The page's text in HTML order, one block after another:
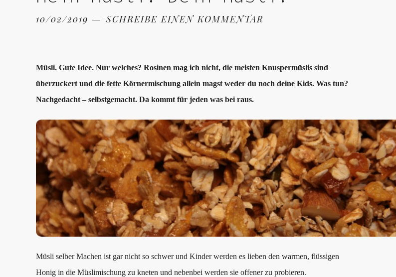
10/02/2019 SCHREIBE EINEN KOMMENTAR
Müsli. Gute Idee. Nur welches? Rosinen mag ich nicht, die meisten Knuspermüslis sind
überzuckert und die fette Körnermischung allein magst weder du noch deine Kids. Was tun?
Nachgedacht – selbstgemacht. Da kommt für jeden was bei raus.
Müsli selber Machen ist gar nicht so schwer und Kinder werden es lieben den warmen, flüssigen
Honig in die Müslimischung zu kneten und nebenbei werden sie offener zu probieren.